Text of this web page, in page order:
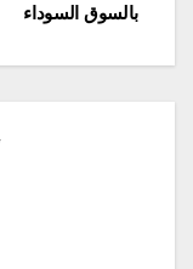
بالسوق السوداء